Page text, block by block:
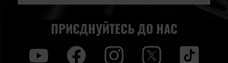
ПРИЄДНУЙТЕСЬ ДО НАС